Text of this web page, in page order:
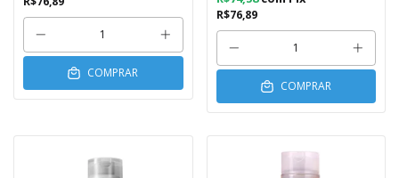
COMPRAR
R$76,89
COMPRAR